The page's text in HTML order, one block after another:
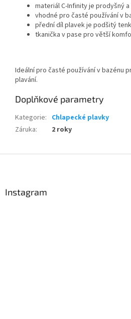
materiál C-Infinity je prodyšný
vhodné pro časté používání v
přední díl plavek je podšitý
tkanička v pase pro větší
Ideální pro časté používání v bazénu
plavání.
Doplňkové parametry
Kategorie: Chlapecké plavky
Záruka: 2 roky
Instagram
Powered by